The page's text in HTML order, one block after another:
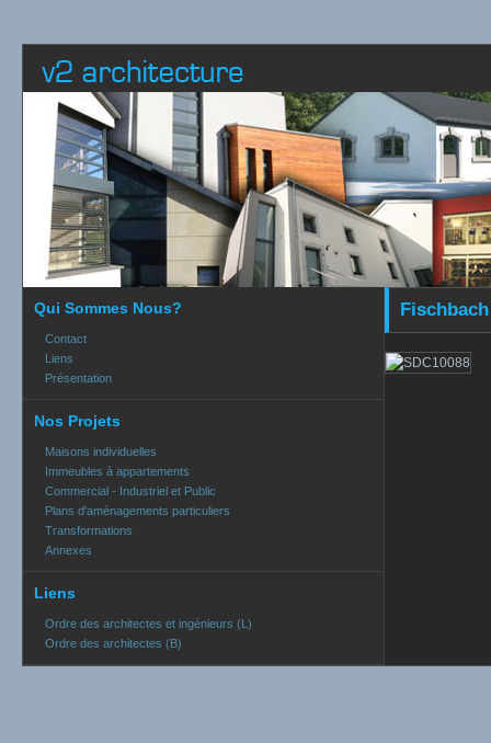
Qui Sommes Nous?
Contact
Liens
Présentation
Nos Projets
Maisons individuelles
Immeubles à appartements
Commercial - Industriel et Public
Plans d'aménagements particuliers
Transformations
Annexes
Liens
Ordre des architectes et ingénieurs (L)
Ordre des architectes (B)